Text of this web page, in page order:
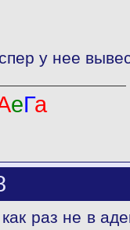
у нее
еГа
раз не в